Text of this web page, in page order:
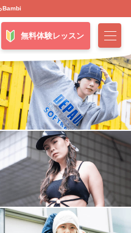
Bambi
無料体験レッスン